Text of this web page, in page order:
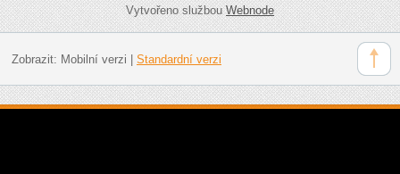
Vytvořeno službouWebnode
Zobrazit: Mobilní verzi Standardní verzi